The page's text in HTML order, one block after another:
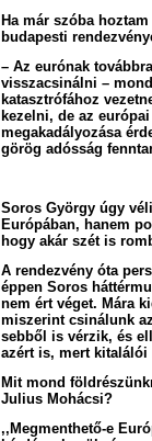
Ha már szóba
budapesti
– Az eurónak
visszacsinálni –
katasztrófához
kezelni, de az
megakadályozása
görög adósság
Soros György úgy
Európában, hanem
hogy akár szét is
A rendezvény óta
éppen Soros
nem ért véget. Mára
miszerint csinálunk
sebből is vérzik, és
azért is, mert
Mit mond
Julius Mohácsi?
,,Megmenthető-e